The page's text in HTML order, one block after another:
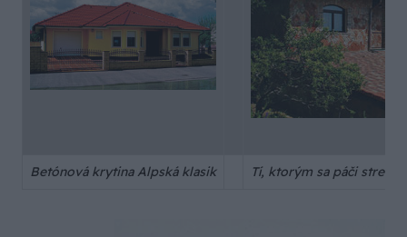
Betónová krytina Alpská klasik Tí, ktorým sa páči